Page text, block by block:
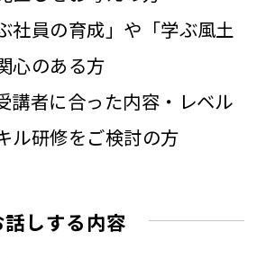
社員の育成」や「学ぶ風土
心のある方
講者に合った内容・レベル
ル研修をご検討の方
しする内容